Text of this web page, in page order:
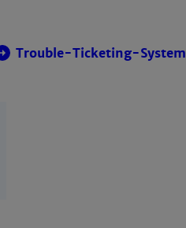
Trouble-Ticketing-System